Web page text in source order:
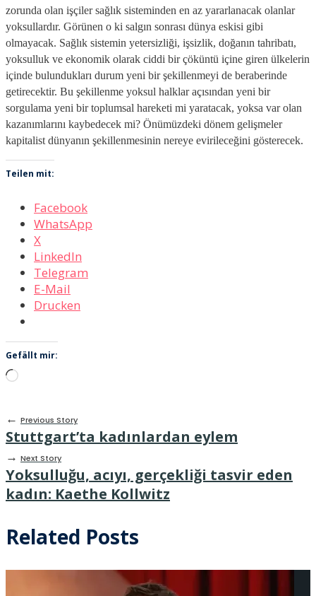
zorunda olan işçiler sağlık sisteminden en az yararlanacak olanlar
yoksullardır. Görünen o ki salgın sonrası dünya eskisi gibi
olmayacak. Sağlık sistemin yetersizliği, işsizlik, doğanın tahribatı,
yoksulluk ve ekonomik olarak ciddi bir çöküntü içine giren ülkelerin
içinde bulundukları durum yeni bir şekillenmeyi de beraberinde
getirecektir. Bu şekillenme yoksul halklar açısından yeni bir
sorgulama yeni bir toplumsal hareketi mi yaratacak, yoksa var olan
kazanımlarını kaybedecek mi? Önümüzdeki dönem gelişmeler
kapitalist dünyanın şekillenmesinin nereye evirileceğini gösterecek.
Teilen mit:
Facebook
WhatsApp
X
LinkedIn
Telegram
E-Mail
Drucken
Gefällt mir:
Wird
← Previous Story
Stuttgart’ta kadınlardan eylem
→ Next Story
Yoksulluğu, acıyı, gerçekliği tasvir eden
kadın: Kaethe Kollwitz
Related Posts